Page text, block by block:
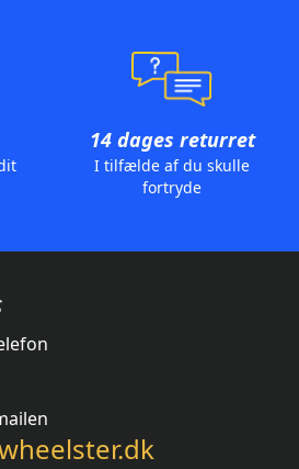
14 dages returret
I tilfælde af du skulle
fortryde